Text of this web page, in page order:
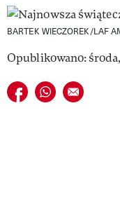
Wideo
Nasze akcje
VIVA!ART
VIVA!MODA
BARTEK WIECZOREK/LAF
Opublikowano:
Udostępnij na
Udostępnij na
E-mail do